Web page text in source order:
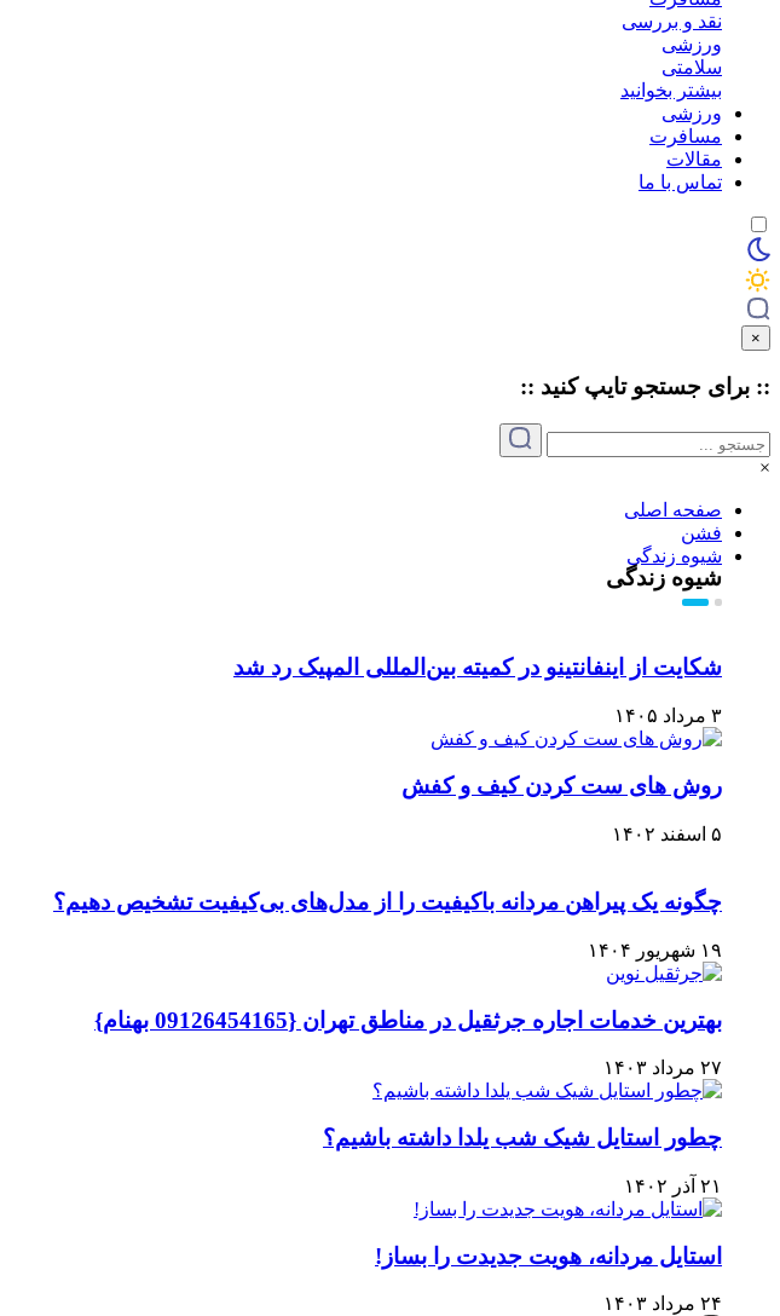
نقد و بررسی
ورزشی
سلامتی
بیشتر بخوانید
ورزشی
مسافرت
مقالات
تماس با ما
×
:: برای جستجو تایپکنید ::
×
صفحه اصلی
فشن
شیوه زندگی
شیوه زندگی
شکایت از اینفانتینو در کمیته بین‌المللی المپیک رد شد
۳ مرداد ۱۴۰۵
روش های ست کردن کیف و کفش
۵ اسفند ۱۴۰۲
چگونه یک پیراهن مردانه باکیفیت را از مدل‌های بی‌کیفیت تشخیص دهیم؟
۱۹ شهریور ۱۴۰۴
بهترین خدمات اجاره جرثقیل در مناطق تهران {09126454165 بهنام}
۲۷ مرداد ۱۴۰۳
چطور استایل شیک شب یلدا داشته باشیم؟
۲۱ آذر ۱۴۰۲
استایل مردانه، هویت جدیدت را بساز!
۲۴ مرداد ۱۴۰۳